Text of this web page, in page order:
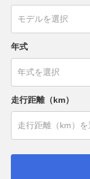
年式
走行距離（km）